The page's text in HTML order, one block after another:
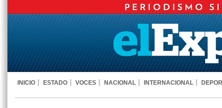
INICIO ESTADO VOCES NACIONAL INTERNACIONAL